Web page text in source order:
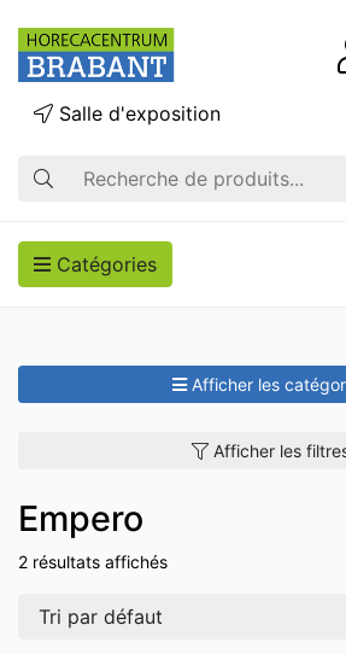
Recherche
Salle d'exposition
Catégories
Afficher les
Afficher les
Empero
2 résultats affichés